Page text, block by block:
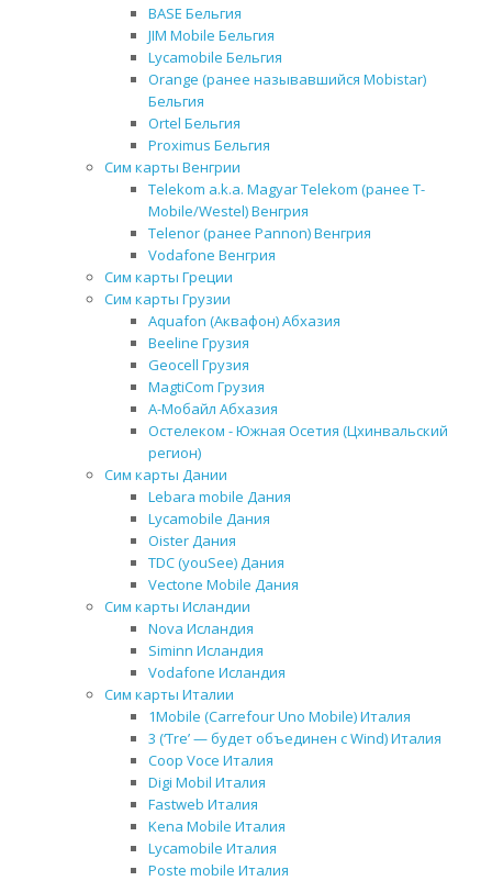
BASE Бельгия
JIM Mobile Бельгия
Lycamobile Бельгия
Orange (ранее называвшийся Mobistar)
Бельгия
Ortel Бельгия
Proximus Бельгия
Сим карты Венгрии
Telekom a.k.a. Magyar Telekom (ранее T-
Mobile/Westel) Венгрия
Telenor (ранее Pannon) Венгрия
Vodafone Венгрия
Сим карты Греции
Сим карты Грузии
Aquafon (Аквафон) Абхазия
Beeline Грузия
Geocell Грузия
MagtiCom Грузия
А-Мобайл Абхазия
Остелеком - Южная Осетия (Цхинвальский
регион)
Сим карты Дании
Lebara mobile Дания
Lycamobile Дания
Oister Дания
TDC (youSee) Дания
Vectone Mobile Дания
Сим карты Исландии
Nova Исландия
Siminn Исландия
Vodafone Исландия
Сим карты Италии
1Mobile (Carrefour Uno Mobile) Италия
3 (‘Tre’ — будет объединен с Wind) Италия
Coop Voce Италия
Digi Mobil Италия
Fastweb Италия
Kena Mobile Италия
Lycamobile Италия
Poste mobile Италия